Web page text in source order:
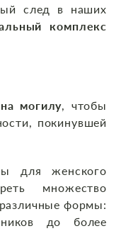
след в наших
комплекс
могилу, чтобы
покинувшей
женского
множество
формы:
до более